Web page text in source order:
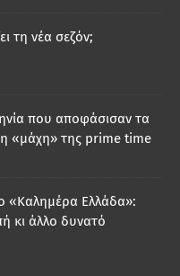
τη νέα σεζόν;
που αποφάσισαν τα
«μάχη» της prime time
«Καλημέρα Ελλάδα»:
κι άλλο δυνατό